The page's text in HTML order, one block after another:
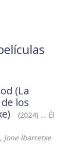
(La
los
(2024) .... Él
Jone Ibarretxe